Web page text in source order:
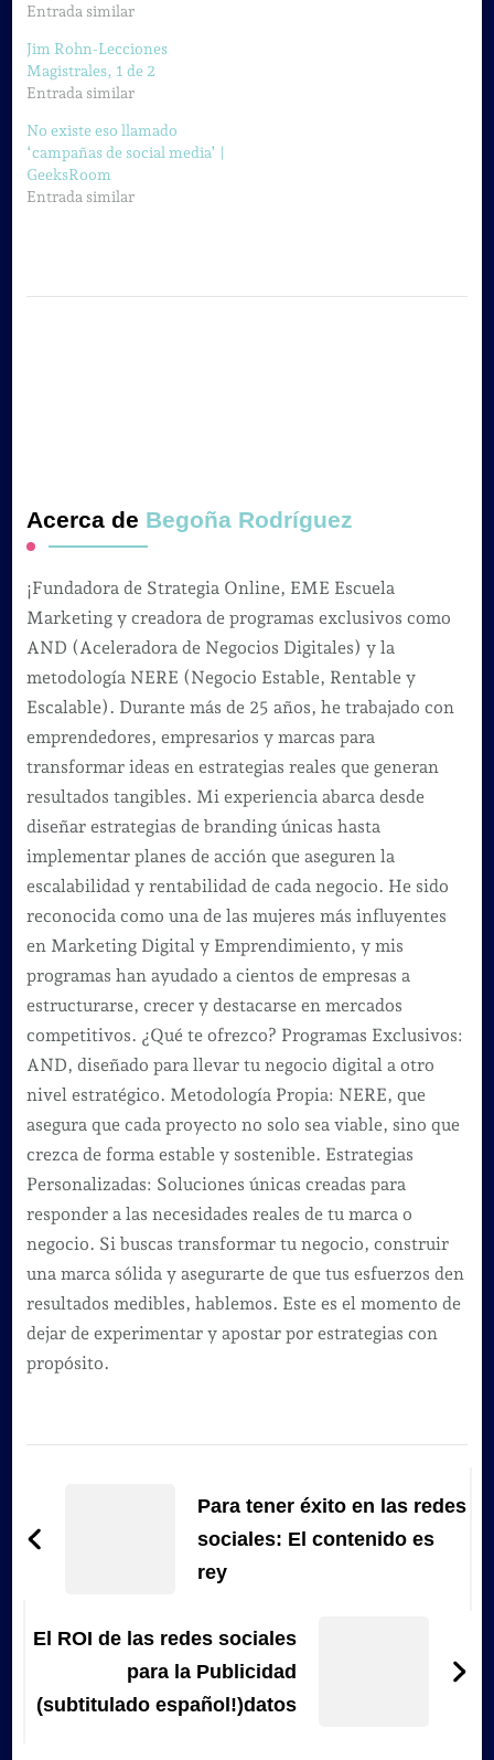
Entrada similar
Jim Rohn-Lecciones
Magistrales, 1 de 2
Entrada similar
No existe eso llamado
‘campañas de social media’ |
GeeksRoom
Entrada similar
Acerca de Begoña Rodríguez
¡Fundadora de Strategia Online, EME Escuela
Marketing y creadora de programas exclusivos como
AND (Aceleradora de Negocios Digitales) y la
metodología NERE (Negocio Estable, Rentable y
Escalable). Durante más de 25 años, he trabajado con
emprendedores, empresarios y marcas para
transformar ideas en estrategias reales que generan
resultados tangibles. Mi experiencia abarca desde
diseñar estrategias de branding únicas hasta
implementar planes de acción que aseguren la
escalabilidad y rentabilidad de cada negocio. He sido
reconocida como una de las mujeres más influyentes
en Marketing Digital y Emprendimiento, y mis
programas han ayudado a cientos de empresas a
estructurarse, crecer y destacarse en mercados
competitivos. ¿Qué te ofrezco? Programas Exclusivos:
AND, diseñado para llevar tu negocio digital a otro
nivel estratégico. Metodología Propia: NERE, que
asegura que cada proyecto no solo sea viable, sino que
crezca de forma estable y sostenible. Estrategias
Personalizadas: Soluciones únicas creadas para
responder a las necesidades reales de tu marca o
negocio. Si buscas transformar tu negocio, construir
una marca sólida y asegurarte de que tus esfuerzos den
resultados medibles, hablemos. Este es el momento de
dejar de experimentar y apostar por estrategias con
propósito.
entradas
Para tener éxito en las redes
sociales: El contenido es
rey
El ROI de las redes sociales
para la Publicidad
(subtitulado español!)datos